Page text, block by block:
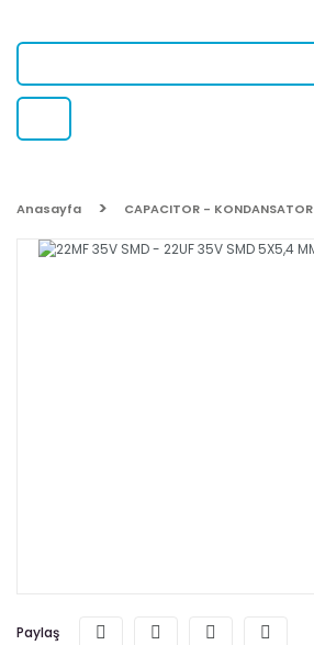
Anasayfa CAPACITOR - KONDANSATOR
Paylaş